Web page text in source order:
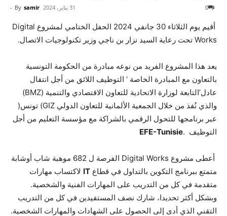
By samir
- 31 يناير، 2024 0
أقيم يوم الثلاثاء 30 جانفي 2024 الحفل الختامي لمشروع Digital
Works تحت رعاية السيد نزار بن ناجي وزير تكنولوجيات الاتصال.
يعد هذا المشروع الفريد من نوعه مبادرة من الحكومة التونسية
بالتعاون مع المبادرة الخاصة ‘ التوظيف اللائق من أجل انتقال
عادل’التابعة لوزارة الاتحادية للتعاون الاقتصادي والتنمية (BMZ)
والذي نُفذ من خلال الجمعية الألمانية للتعاون الدولي GIZ) تونس(
عبر برنامجها للتحول الرقمي بالشراكة مع مؤسسة التعليم من أجل
التوظيف .EFE-Tunisie
أعطى مشروع Digital Works الفرصة ل 682 موهبة شاب أوشابة
متمتع ببرنامج التكوين بالتداول في قطاع IT لاكتساب مهارات
متقدمة في كل من التدريب على المهارات الفنية والشخصية.
وبشكل أكثر تحديدا، شارك نصف المستفيدين في كل من التدريب
التقني الذي أدى إلى الحصول على الشهادات والمهارات الشخصية.